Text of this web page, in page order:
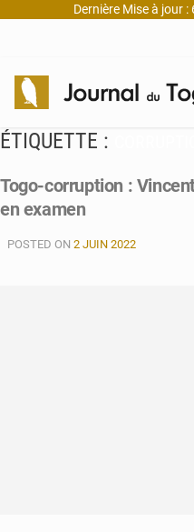
Dernière Mise à jour
ÉTIQUETTE :
Togo-corruption :
en examen
POSTED ON 2 JUIN 2022